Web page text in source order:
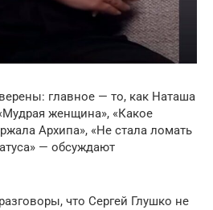
главное — то, как Наташа
женщина», «Какое
Архипа», «Не стала ломать
— обсуждают
что Сергей Глушко не